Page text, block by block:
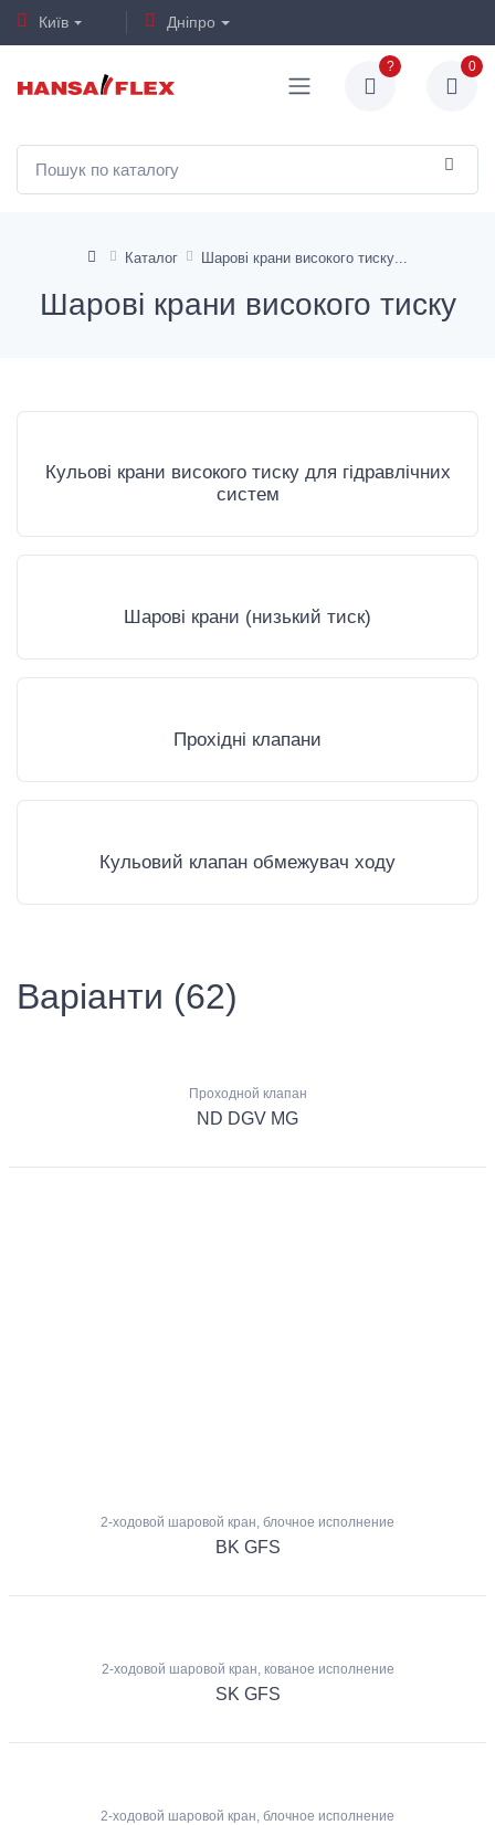
Київ Дніпро
? 0
Каталог Шарові крани високого тиску
Шарові крани високого тиску
Кульові крани високого тиску для гідравлічних
систем
Шарові крани (низький тиск)
Прохідні клапани
Кульовий клапан обмежувач ходу
Варіанти (62)
Проходной клапан
ND DGV MG
2-ходовой шаровой кран, блочное исполнение
BK GFS
2-ходовой шаровой кран, кованое исполнение
SK GFS
2-ходовой шаровой кран, блочное исполнение